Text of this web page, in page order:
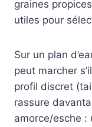
graines
utiles pour
Sur un plan
peut marcher
profil discret
rassure
amorce/esche :